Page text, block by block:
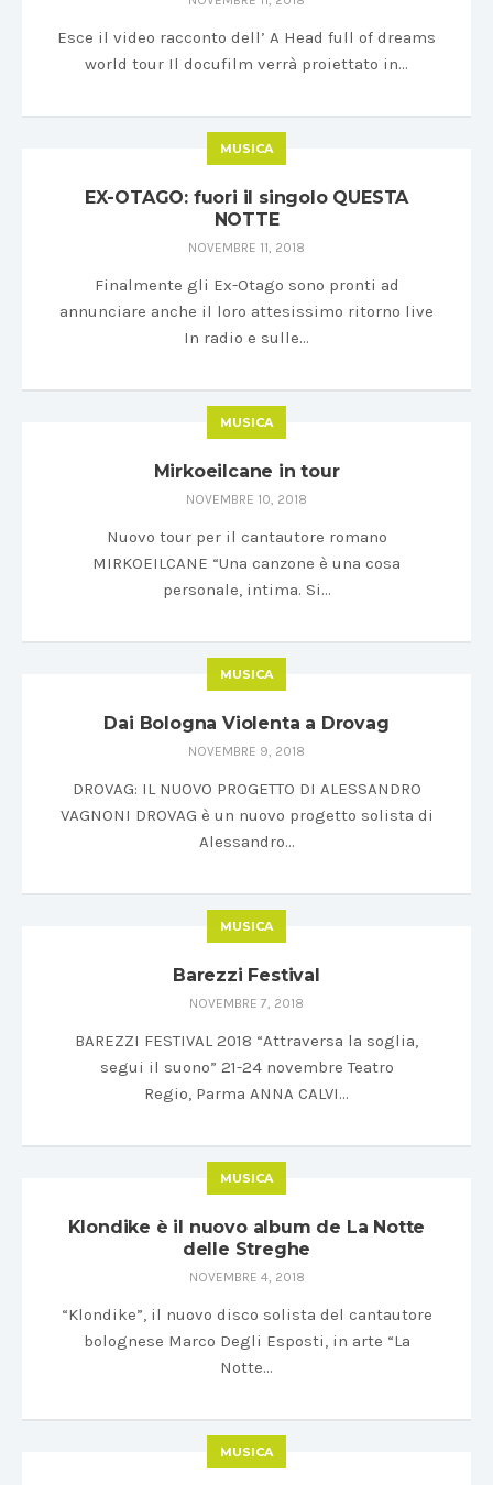
Esce il video racconto dell’ A Head full of dreams
world tour Il docufilm verrà proiettato in…
MUSICA
EX-OTAGO: fuori il singolo QUESTA
NOTTE
NOVEMBRE 11, 2018
Finalmente gli Ex-Otago sono pronti ad
annunciare anche il loro attesissimo ritorno live
In radio e sulle…
MUSICA
Mirkoeilcane in tour
NOVEMBRE 10, 2018
Nuovo tour per il cantautore romano
MIRKOEILCANE “Una canzone è una cosa
personale, intima. Si…
MUSICA
Dai Bologna Violenta a Drovag
NOVEMBRE 9, 2018
DROVAG: IL NUOVO PROGETTO DI ALESSANDRO
VAGNONI DROVAG è un nuovo progetto solista di
Alessandro…
MUSICA
Barezzi Festival
NOVEMBRE 7, 2018
BAREZZI FESTIVAL 2018 “Attraversa la soglia,
segui il suono” 21-24 novembre Teatro
Regio, Parma ANNA CALVI…
MUSICA
Klondike è il nuovo album de La Notte
delle Streghe
NOVEMBRE 4, 2018
“Klondike”, il nuovo disco solista del cantautore
bolognese Marco Degli Esposti, in arte “La
Notte…
MUSICA